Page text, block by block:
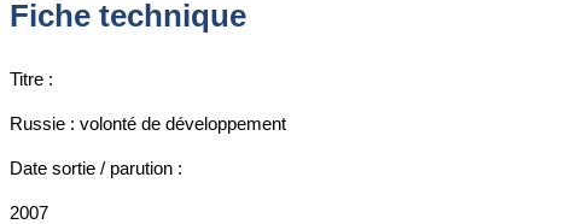
Fiche technique
Titre :
Russie : volonté de développement
Date sortie / parution :
2007